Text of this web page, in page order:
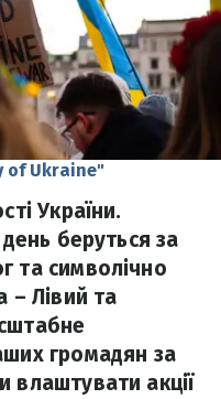
of Ukraine"
України.
беруться за
та символічно
– Лівий та
громадян за
акції